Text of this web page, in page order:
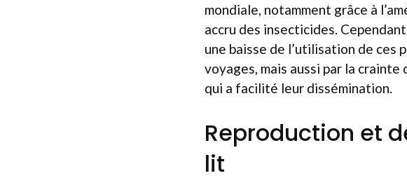
mondiale, notamment grâce à
accru des insecticides.
une baisse de l’utilisation de ces
voyages, mais aussi par la
qui a facilité leur dissémination.
Reproduction et
lit